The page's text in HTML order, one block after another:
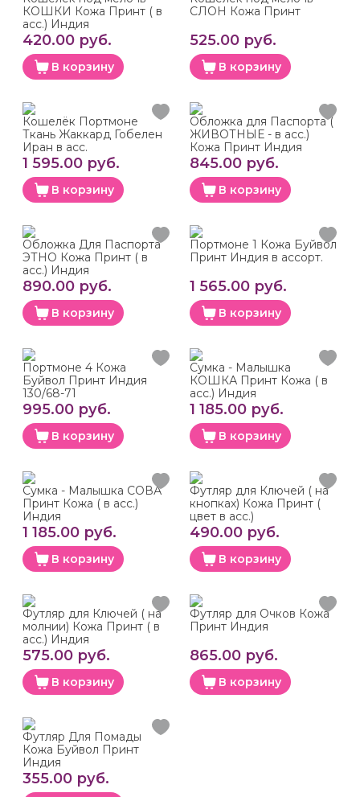
КОШКИ Кожа Принт ( в
асс.) Индия
420.00 руб.
В корзину
СЛОН Кожа Принт
525.00 руб.
В корзину
Кошелёк Портмоне
Ткань Жаккард Гобелен
Иран в асс.
1 595.00 руб.
В корзину
Обложка для Паспорта (
ЖИВОТНЫЕ - в асс.)
Кожа Принт Индия
845.00 руб.
В корзину
Обложка Для Паспорта
ЭТНО Кожа Принт ( в
асс.) Индия
890.00 руб.
В корзину
Портмоне 1 Кожа Буйвол
Принт Индия в ассорт.
1 565.00 руб.
В корзину
Портмоне 4 Кожа
Буйвол Принт Индия
130/68-71
995.00 руб.
В корзину
Сумка - Малышка
КОШКА Принт Кожа ( в
асс.) Индия
1 185.00 руб.
В корзину
Сумка - Малышка СОВА
Принт Кожа ( в асс.)
Индия
1 185.00 руб.
В корзину
Футляр для Ключей ( на
кнопках) Кожа Принт (
цвет в асс.)
490.00 руб.
В корзину
Футляр для Ключей ( на
молнии) Кожа Принт ( в
асс.) Индия
575.00 руб.
В корзину
Футляр для Очков Кожа
Принт Индия
865.00 руб.
В корзину
Футляр Для Помады
Кожа Буйвол Принт
Индия
355.00 руб.